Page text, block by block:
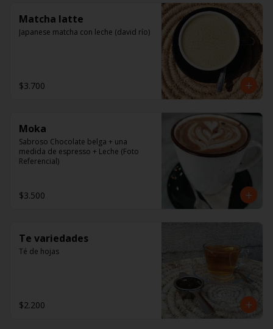
Matcha latte
Japanese matcha con leche (david río)
$3.700
Moka
Sabroso Chocolate belga + una
medida de espresso + Leche (Foto
Referencial)
$3.500
Te variedades
Té de hojas
$2.200